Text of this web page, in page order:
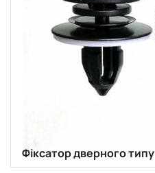
Фіксатор дверного типу